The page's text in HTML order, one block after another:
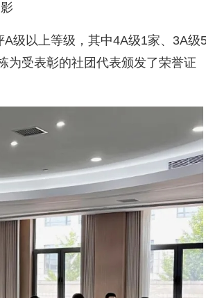
级以上等级，其中4A级1家、3A级
为受表彰的社团代表颁发了荣誉证